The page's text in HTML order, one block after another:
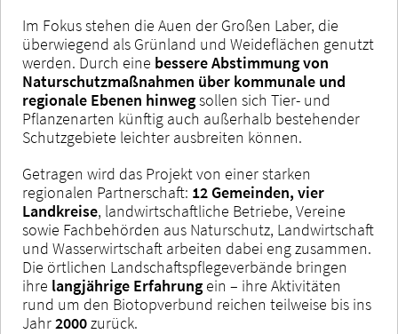
Im Fokus stehen die Auen der Großen Laber, die
überwiegend als Grünland und Weideflächen genutzt
werden. Durch eine bessere Abstimmung von
Naturschutzmaßnahmen über kommunale und
regionale Ebenen hinwegsollen sich Tier- und
Pflanzenarten künftig auch außerhalb bestehender
Schutzgebiete leichter ausbreiten können.
Getragen wird das Projekt von einer starken
regionalen Partnerschaft: 12 Gemeinden, vier
Landkreise, landwirtschaftliche Betriebe, Vereine
sowie Fachbehörden aus Naturschutz, Landwirtschaft
und Wasserwirtschaft arbeiten dabei eng zusammen.
Die örtlichen Landschaftspflegeverbände bringen
ihre langjährige Erfahrung ein – ihre Aktivitäten
rund um den Biotopverbund reichen teilweise bis ins
Jahr2000zurück.